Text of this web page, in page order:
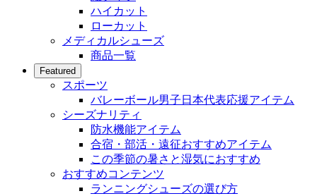
ハイカット
ローカット
メディカルシューズ
商品一覧
Featured
スポーツ
バレーボール男子日本代表応援アイテム
シーズナリティ
防水機能アイテム
合宿・部活・遠征おすすめアイテム
この季節の暑さと湿気におすすめ
おすすめコンテンツ
ランニングシューズの選び方